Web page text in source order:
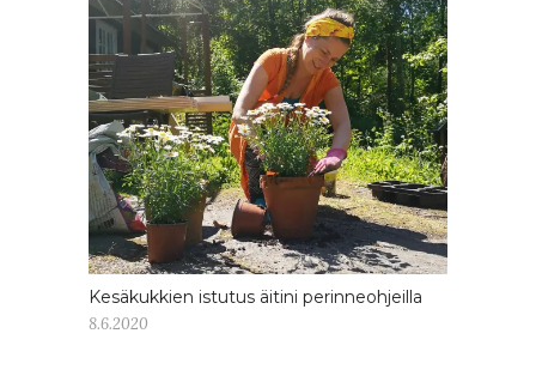
Kesäkukkien istutus äitini perinneohjeilla
8.6.2020